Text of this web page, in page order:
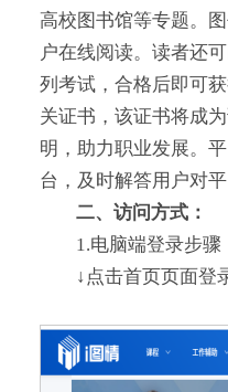
高校图书馆等专题。
户在线阅读。读者还
列考试，合格后即可
关证书，该证书将成
明，助力职业发展。
台，及时解答用户对
二、访问方式 ：
1.电脑端登录步骤
↓点击首页页面登